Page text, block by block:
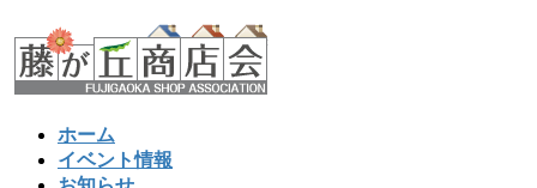
ン
テ
ビ
ゲ
ホーム
イベント情報